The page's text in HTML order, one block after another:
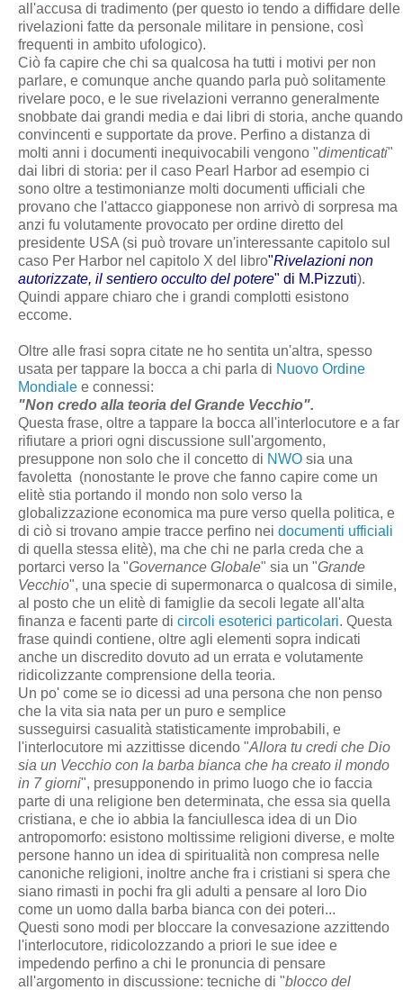
all'accusa di tradimento (per questo io tendo a diffidare delle
rivelazioni fatte da personale militare in pensione, così
frequenti in ambito ufologico).
Ciò fa capire che chi sa qualcosa ha tutti i motivi per non
parlare, e comunque anche quando parla può solitamente
rivelare poco, e le sue rivelazioni verranno generalmente
snobbate dai grandi media e dai libri di storia, anche quando
convincenti e supportate da prove. Perfino a distanza di
molti anni i documenti inequivocabili vengono "dimenticati"
dai libri di storia: per il caso Pearl Harbor ad esempio ci
sono oltre a testimonianze molti documenti ufficiali che
provano che l'attacco giapponese non arrivò di sorpresa ma
anzi fu volutamente provocato per ordine diretto del
presidente USA (si può trovare un'interessante capitolo sul
caso Per Harbor nel capitolo X del libro"Rivelazioni non
autorizzate, il sentiero occulto del potere" di M.Pizzuti).
Quindi appare chiaro che i grandi complotti esistono
eccome.
Oltre alle frasi sopra citate ne ho sentita un'altra, spesso
usata per tappare la bocca a chi parla di Nuovo Ordine
Mondiale e connessi:
"Non credo alla teoria del Grande Vecchio".
Questa frase, oltre a tappare la bocca all'interlocutore e a far
rifiutare a priori ogni discussione sull'argomento,
presuppone non solo che il concetto di NWO sia una
favoletta (nonostante le prove che fanno capire come un
elitè stia portando il mondo non solo verso la
globalizzazione economica ma pure verso quella politica, e
di ciò si trovano ampie tracce perfino nei documenti ufficiali
di quella stessa elitè), ma che chi ne parla creda che a
portarci verso la "Governance Globale" sia un "Grande
Vecchio", una specie di supermonarca o qualcosa di simile,
al posto che un elitè di famiglie da secoli legate all'alta
finanza e facenti parte di circoli esoterici particolari. Questa
frase quindi contiene, oltre agli elementi sopra indicati
anche un discredito dovuto ad un errata e volutamente
ridicolizzante comprensione della teoria.
Un po' come se io dicessi ad una persona che non penso
che la vita sia nata per un puro e semplice
susseguirsi casualità statisticamente improbabili, e
l'interlocutore mi azzittisse dicendo "Allora tu credi che Dio
sia un Vecchio con la barba bianca che ha creato il mondo
in 7 giorni", presupponendo in primo luogo che io faccia
parte di una religione ben determinata, che essa sia quella
cristiana, e che io abbia la fanciullesca idea di un Dio
antropomorfo: esistono moltissime religioni diverse, e molte
persone hanno un idea di spiritualità non compresa nelle
canoniche religioni, inoltre anche fra i cristiani si spera che
siano rimasti in pochi fra gli adulti a pensare al loro Dio
come un uomo dalla barba bianca con dei poteri...
Questi sono modi per bloccare la convesazione azzittendo
l'interlocutore, ridicolozzando a priori le sue idee e
impedendo perfino a chi le pronuncia di pensare
all'argomento in discussione: tecniche di "blocco del